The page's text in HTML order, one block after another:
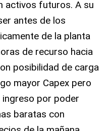
activos futuros. A su
antes de los
de la planta
de recurso hacia
posibilidad de carga
mayor Capex pero
por poder
baratas con